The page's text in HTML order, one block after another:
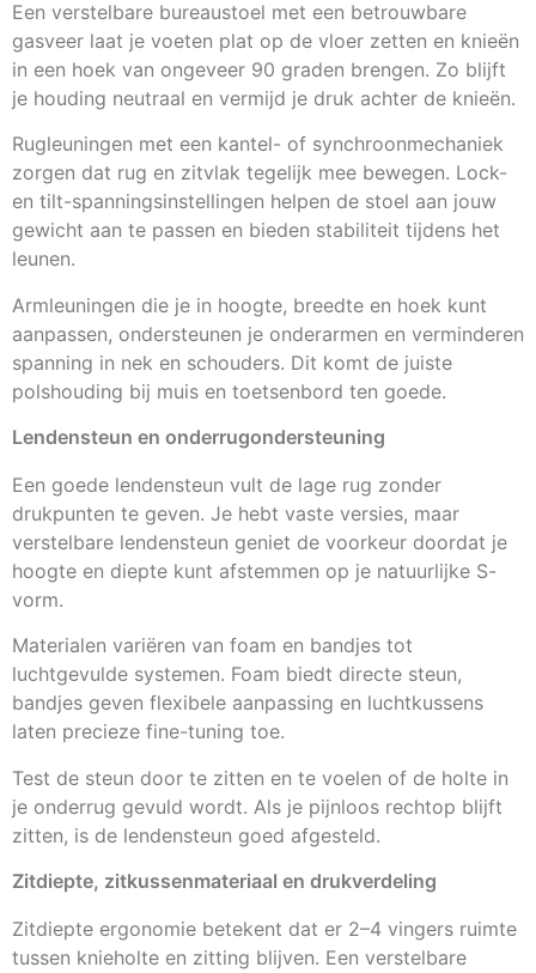
Een verstelbare bureaustoel met een betrouwbare
gasveer laat je voeten plat op de vloer zetten en knieën
in een hoek van ongeveer 90 graden brengen. Zo blijft
je houding neutraal en vermijd je druk achter de knieën.
Rugleuningen met een kantel- of synchroonmechaniek
zorgen dat rug en zitvlak tegelijk mee bewegen. Lock-
en tilt-spanningsinstellingen helpen de stoel aan jouw
gewicht aan te passen en bieden stabiliteit tijdens het
leunen.
Armleuningen die je in hoogte, breedte en hoek kunt
aanpassen, ondersteunen je onderarmen en verminderen
spanning in nek en schouders. Dit komt de juiste
polshouding bij muis en toetsenbord ten goede.
Lendensteun en onderrugondersteuning
Een goede lendensteun vult de lage rug zonder
drukpunten te geven. Je hebt vaste versies, maar
verstelbare lendensteun geniet de voorkeur doordat je
hoogte en diepte kunt afstemmen op je natuurlijke S-
vorm.
Materialen variëren van foam en bandjes tot
luchtgevulde systemen. Foam biedt directe steun,
bandjes geven flexibele aanpassing en luchtkussens
laten precieze fine-tuning toe.
Test de steun door te zitten en te voelen of de holte in
je onderrug gevuld wordt. Als je pijnloos rechtop blijft
zitten, is de lendensteun goed afgesteld.
Zitdiepte, zitkussenmateriaal en drukverdeling
Zitdiepte ergonomie betekent dat er 2–4 vingers ruimte
tussen knieholte en zitting blijven. Een verstelbare